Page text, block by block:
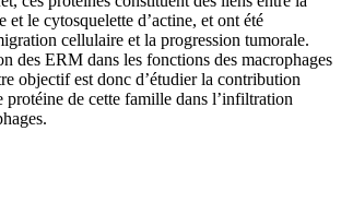
et le cytosquelette d’actine, et ont été
cellulaire et la progression tumorale.
des ERM dans les fonctions des macrophages
objectif est donc d’étudier la contribution
protéine de cette famille dans l’infiltration